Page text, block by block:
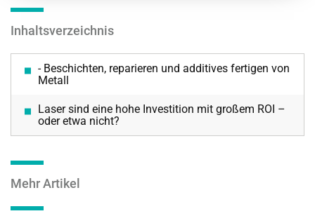
Inhaltsverzeichnis
- Beschichten, reparieren und additives fertigen von
Metall
Laser sind eine hohe Investition mit großem ROI –
oder etwa nicht?
Mehr Artikel